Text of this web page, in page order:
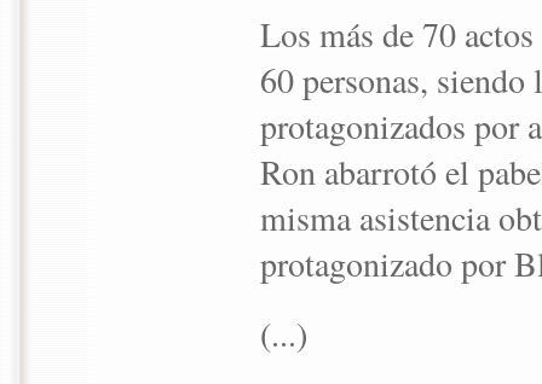
Los más de 70
60 personas,
protagonizados por
Ron abarrotó el
misma asistencia
protagonizado por
(...)